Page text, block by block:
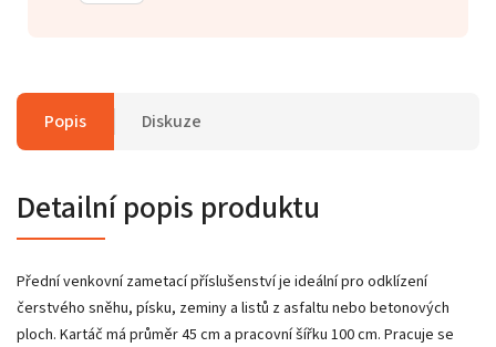
Popis Diskuze
Detailní popis produktu
Přední venkovní zametací příslušenství je ideální pro odklízení
čerstvého sněhu, písku, zeminy a listů z asfaltu nebo betonových
ploch. Kartáč má průměr 45 cm a pracovní šířku 100 cm. Pracuje se